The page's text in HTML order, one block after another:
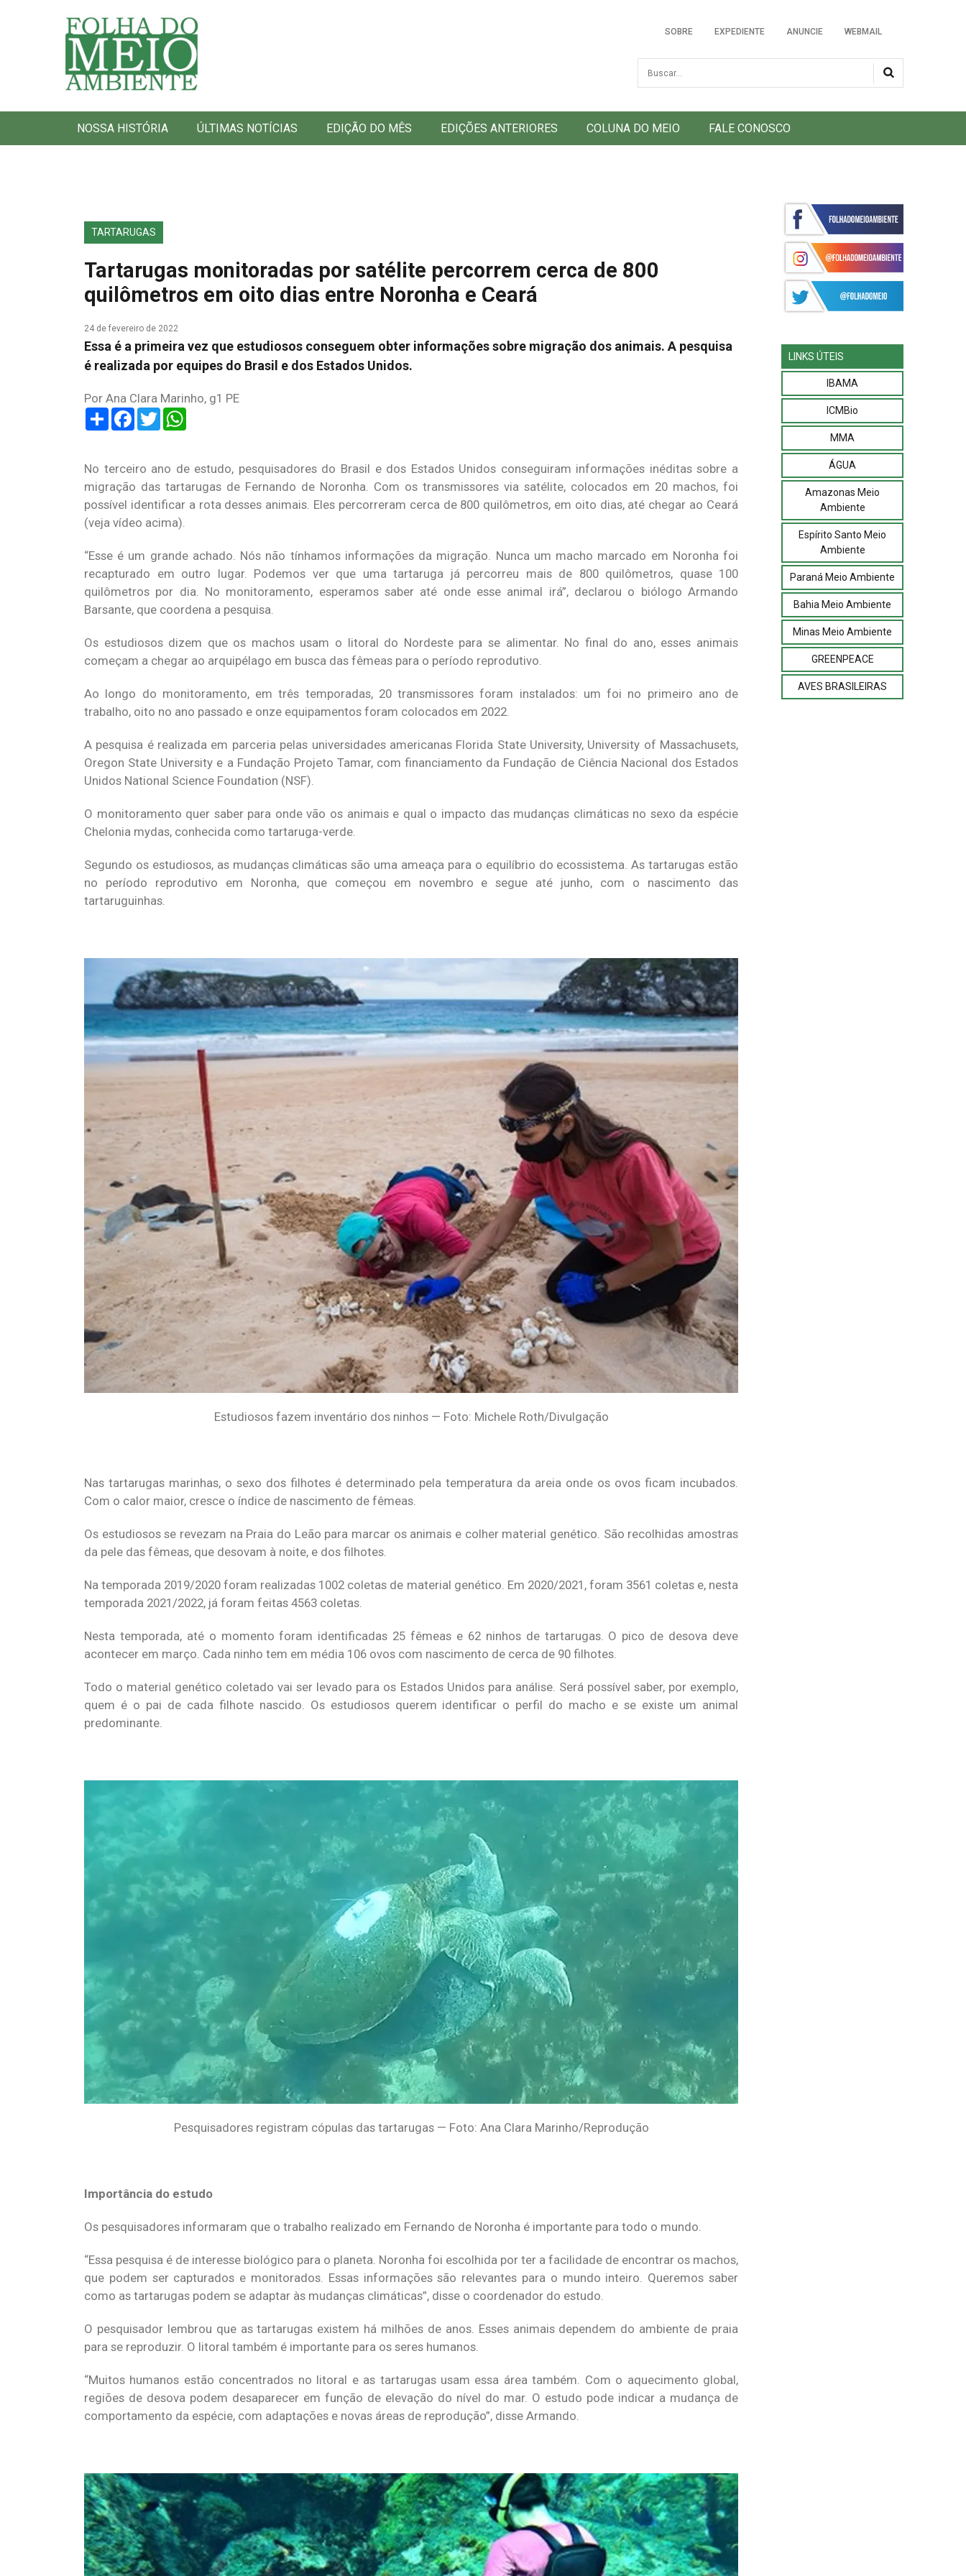
Folha do Meio Ambiente
SOBRE EXPEDIENTE ANUNCIE WEBMAIL
Busca
NOSSA HISTÓRIA ÚLTIMAS NOTÍCIAS EDIÇÃO DO MÊS EDIÇÕES ANTERIORES COLUNA DO MEIO FALE CONOSCO
TARTARUGAS
Tartarugas monitoradas por satélite percorrem cerca de 800
quilômetros em oito dias entre Noronha e Ceará
24 de fevereiro de 2022
Essa é a primeira vez que estudiosos conseguem obter informações sobre migração dos animais. A pesquisa
é realizada por equipes do Brasil e dos Estados Unidos.
Por Ana Clara Marinho, g1 PE
ShareFacebook
Twitter
No terceiro ano de estudo, pesquisadores do Brasil e dos Estados Unidos conseguiram informações inéditas sobre a
migração das tartarugas de Fernando de Noronha. Com os transmissores via satélite, colocados em 20 machos, foi
possível identificar a rota desses animais. Eles percorreram cerca de 800 quilômetros, em oito dias, até chegar ao Ceará
(veja vídeo acima).
“Esse é um grande achado. Nós não tínhamos informações da migração. Nunca um macho marcado em Noronha foi
recapturado em outro lugar. Podemos ver que uma tartaruga já percorreu mais de 800 quilômetros, quase 100
quilômetros por dia. No monitoramento, esperamos saber até onde esse animal irá”, declarou o biólogo Armando
Barsante, que coordena a pesquisa.
Os estudiosos dizem que os machos usam o litoral do Nordeste para se alimentar. No final do ano, esses animais
começam a chegar ao arquipélago em busca das fêmeas para o período reprodutivo.
Ao longo do monitoramento, em três temporadas, 20 transmissores foram instalados: um foi no primeiro ano de
trabalho, oito no ano passado e onze equipamentos foram colocados em 2022.
A pesquisa é realizada em parceria pelas universidades americanas Florida State University, University of Massachusets,
Oregon State University e a Fundação Projeto Tamar, com financiamento da Fundação de Ciência Nacional dos Estados
Unidos National Science Foundation (NSF).
O monitoramento quer saber para onde vão os animais e qual o impacto das mudanças climáticas no sexo da espécie
Chelonia mydas, conhecida como tartaruga-verde.
Segundo os estudiosos, as mudanças climáticas são uma ameaça para o equilíbrio do ecossistema. As tartarugas estão
no período reprodutivo em Noronha, que começou em novembro e segue até junho, com o nascimento das
tartaruguinhas.
Estudiosos fazem inventário dos ninhos — Foto: Michele Roth/Divulgação
Nas tartarugas marinhas, o sexo dos filhotes é determinado pela temperatura da areia onde os ovos ficam incubados.
Com o calor maior, cresce o índice de nascimento de fêmeas.
Os estudiosos se revezam na Praia do Leão para marcar os animais e colher material genético. São recolhidas amostras
da pele das fêmeas, que desovam à noite, e dos filhotes.
Na temporada 2019/2020 foram realizadas 1002 coletas de material genético. Em 2020/2021, foram 3561 coletas e, nesta
temporada 2021/2022, já foram feitas 4563 coletas.
Nesta temporada, até o momento foram identificadas 25 fêmeas e 62 ninhos de tartarugas. O pico de desova deve
acontecer em março. Cada ninho tem em média 106 ovos com nascimento de cerca de 90 filhotes.
Todo o material genético coletado vai ser levado para os Estados Unidos para análise. Será possível saber, por exemplo,
quem é o pai de cada filhote nascido. Os estudiosos querem identificar o perfil do macho e se existe um animal
predominante.
Pesquisadores registram cópulas das tartarugas — Foto: Ana Clara Marinho/Reprodução
Importância do estudo
Os pesquisadores informaram que o trabalho realizado em Fernando de Noronha é importante para todo o mundo.
“Essa pesquisa é de interesse biológico para o planeta. Noronha foi escolhida por ter a facilidade de encontrar os machos,
que podem ser capturados e monitorados. Essas informações são relevantes para o mundo inteiro. Queremos saber
como as tartarugas podem se adaptar às mudanças climáticas”, disse o coordenador do estudo.
O pesquisador lembrou que as tartarugas existem há milhões de anos. Esses animais dependem do ambiente de praia
para se reproduzir. O litoral também é importante para os seres humanos.
“Muitos humanos estão concentrados no litoral e as tartarugas usam essa área também. Com o aquecimento global,
regiões de desova podem desaparecer em função de elevação do nível do mar. O estudo pode indicar a mudança de
comportamento da espécie, com adaptações e novas áreas de reprodução”, disse Armando.
LINKS ÚTEIS
IBAMA
ICMBio
MMA
ÁGUA
Amazonas Meio
Ambiente
Espírito Santo Meio
Ambiente
Paraná Meio Ambiente
Bahia Meio Ambiente
Minas Meio Ambiente
GREENPEACE
AVES BRASILEIRAS